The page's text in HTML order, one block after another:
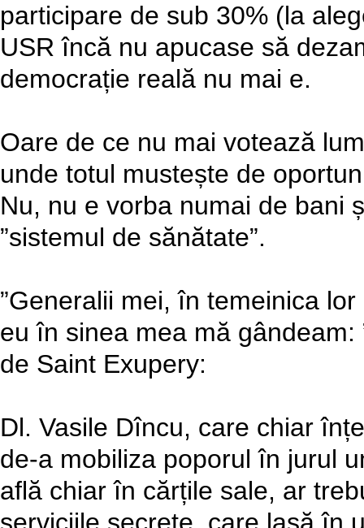
participare de sub 30% (la
USR încă nu apucase să
democrație reală nu mai e.
Oare de ce nu mai votează
unde totul mustește de
Nu, nu e vorba numai de bani
”sistemul de sănătate”.
”Generalii mei, în temeinica
eu în sinea mea mă gândeam:
de Saint Exupery:
Dl. Vasile Dîncu, care chiar
de-a mobiliza poporul în jurul
află chiar în cărțile sale, ar